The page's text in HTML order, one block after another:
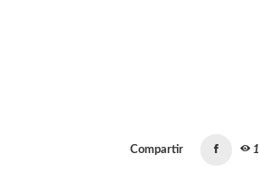
Compartir 1